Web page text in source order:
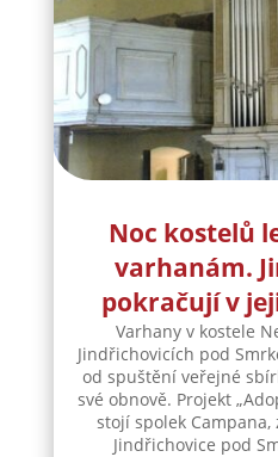
Noc kostelů
varhanám.
pokračují v
Varhany v kostele
Jindřichovicích pod
od spuštění veřejné
své obnově. Projekt
stojí spolek Campana,
Jindřichovice pod